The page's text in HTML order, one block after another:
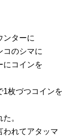
ンターに
コのシマに
にコインを
1枚づつコインを
。
われてアタッマ